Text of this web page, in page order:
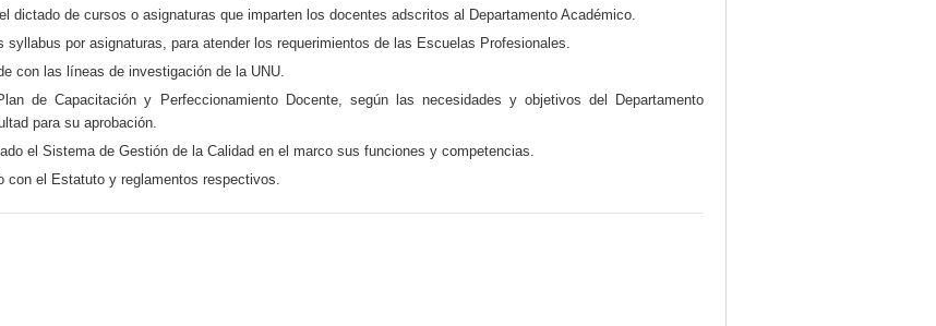
dictado de cursos o asignaturas que imparten los docentes adscritos al Departamento Académico.
syllabus por asignaturas, para atender los requerimientos de las Escuelas Profesionales.
con las líneas de investigación de la UNU.
de Capacitación y Perfeccionamiento Docente, según las necesidades y objetivos del Departamento
para su aprobación.
el Sistema de Gestión de la Calidad en el marco sus funciones y competencias.
con el Estatuto y reglamentos respectivos.